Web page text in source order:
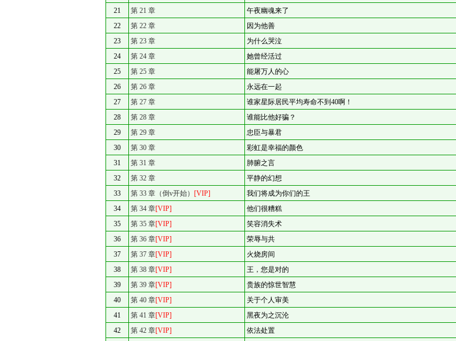
21
第 21 章 午夜幽魂来了
22
第 22 章 因为他善
23
第 23 章 为什么哭泣
24
第 24 章 她曾经活过
25
第 25 章 能屠万人的心
26
第 26 章 永远在一起
27
第 27 章 谁家星际居民平均寿命不到40啊！
28
第 28 章 谁能比他好骗？
29
第 29 章 忠臣与暴君
30
第 30 章 彩虹是幸福的颜色
31
第 31 章 肺腑之言
32
第 32 章 平静的幻想
33
第 33 章（倒v开始） [VIP] 我们将成为你们的王
34
第 34 章[VIP] 他们很糟糕
35
第 35 章[VIP] 笑容消失术
36
第 36 章[VIP] 荣辱与共
37
第 37 章[VIP] 火烧房间
38
第 38 章[VIP] 王，您是对的
39
第 39 章[VIP] 贵族的惊世智慧
40
第 40 章[VIP] 关于个人审美
41
第 41 章[VIP] 黑夜为之沉沦
42
第 42 章[VIP] 依法处置